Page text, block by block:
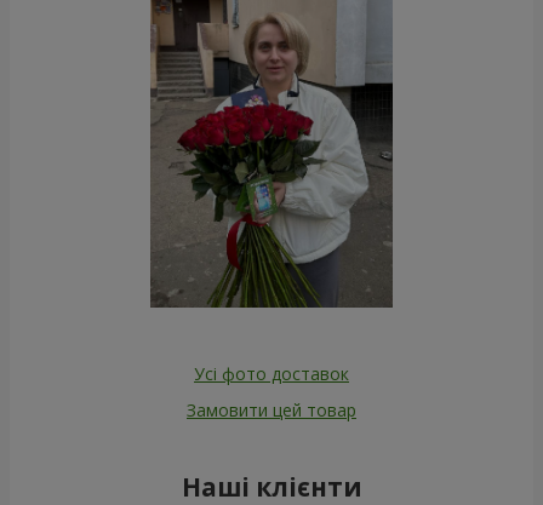
Усі фото доставок
Замовити цей товар
Наші клієнти